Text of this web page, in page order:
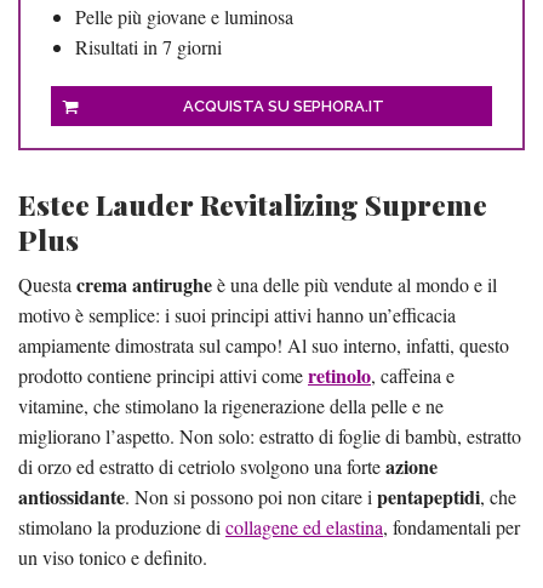
Pelle più giovane e luminosa
Risultati in 7 giorni
ACQUISTA SU SEPHORA.IT
Estee Lauder Revitalizing Supreme
Plus
Questa crema antirugheè una delle più vendute al mondo e il
motivo è semplice: i suoi principi attivi hanno un’efficacia
ampiamente dimostrata sul campo! Al suo interno, infatti, questo
prodotto contiene principi attivi comeretinolo, caffeina e
vitamine, che stimolano la rigenerazione della pelle e ne
migliorano l’aspetto. Non solo: estratto di foglie di bambù, estratto
di orzo ed estratto di cetriolo svolgono una forteazione
antiossidante. Non si possono poi non citare i pentapeptidi, che
stimolano la produzione di collagene ed elastina, fondamentali per
un viso tonico e definito.